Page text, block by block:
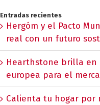
Entradas recientes
Hergóm y el Pacto
real con un futuro
Hearthstone brilla en
europea para el
Calienta tu hogar por